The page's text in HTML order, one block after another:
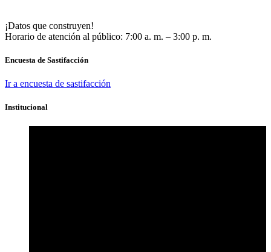
¡Datos que construyen!
Horario de atención al público: 7:00 a. m. – 3:00 p. m.
Encuesta de Sastifacción
Ir a encuesta de sastifacción
Institucional